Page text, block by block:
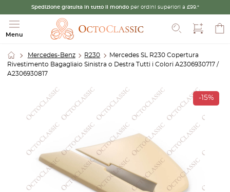
Spedizione gratuita in tutto il mondo per ordini superiori a £99.*
Menu
Cerca
Mercedes-Benz R230
Mercedes SL R230 Copertura
Rivestimento Bagagliaio Sinistra o Destra Tutti i Colori A2306930717 /
A2306930817
-15%